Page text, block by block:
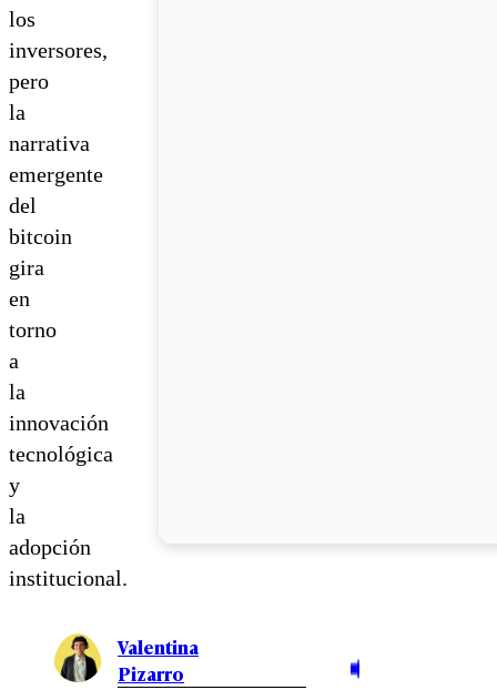
los
inversores,
pero
la
narrativa
emergente
del
bitcoin
gira
en
torno
a
la
innovación
tecnológica
y
la
adopción
institucional.
Valentina
Pizarro